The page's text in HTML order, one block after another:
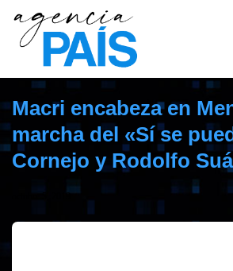
Macri encabeza en
marcha del «Sí se
Cornejo y Rodolfo